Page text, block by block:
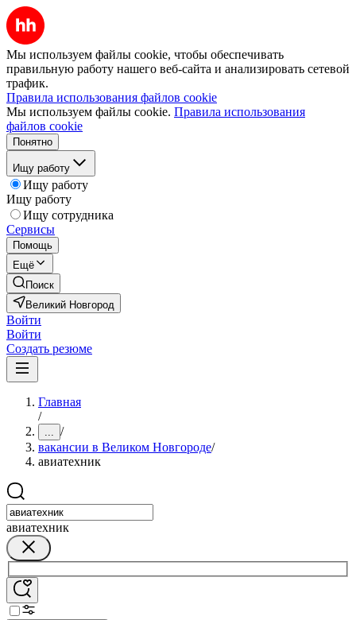
Мы используем файлы cookie, чтобы обеспечивать
правильную работу нашего веб-сайта и анализировать сетевой
трафик.
Правила использования файлов cookie
Мы используем файлы cookie. Правила использования
файлов cookie
Понятно
Ищу работу
Ищу работу
Ищу работу
Ищу сотрудника
Сервисы
Помощь
Ещё
Поиск
Великий Новгород
Войти
Войти
Создать резюме
Главная
/
... /
вакансии в Великом Новгороде/
авиатехник
авиатехник